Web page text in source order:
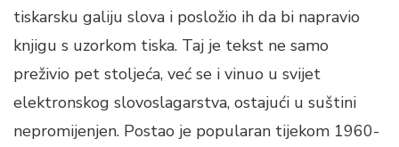
tiskarsku galiju slova i posložio ih da bi napravio
knjigu s uzorkom tiska. Taj je tekst ne samo
preživio pet stoljeća, već se i vinuo u svijet
elektronskog slovoslagarstva, ostajući u suštini
nepromijenjen. Postao je popularan tijekom 1960-